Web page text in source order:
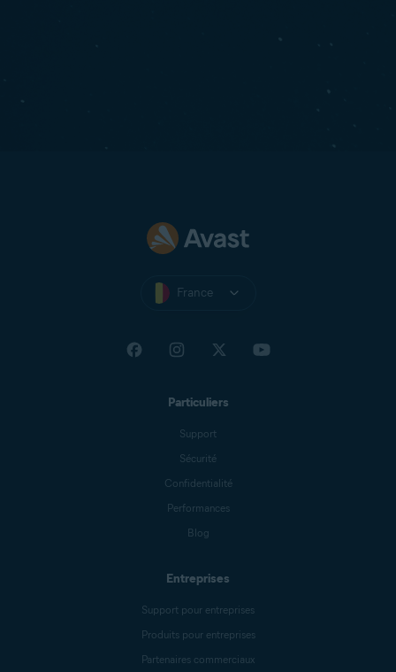
France
Particuliers
Support
Sécurité
Confidentialité
Performances
Blog
Entreprises
Support pour entreprises
Produits pour entreprises
Partenaires commerciaux